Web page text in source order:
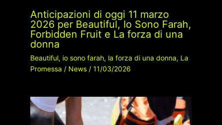
Anticipazioni di oggi 11 marzo
2026 per Beautiful, Io Sono Farah,
Forbidden Fruit e La forza di una
donna
Beautiful, io sono farah, la forza di una donna, La
Promessa / News/ 11/03/2026